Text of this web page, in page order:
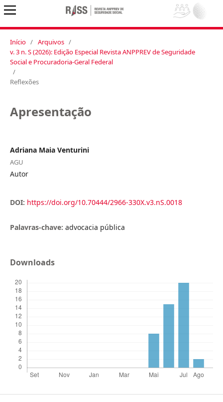
Início / Arquivos /
v. 3 n. S (2026): Edição Especial Revista ANPPREV de Seguridade
Social e Procuradoria-Geral Federal
/
Reflexões
Apresentação
Adriana Maia Venturini
AGU
Autor
DOI: https://doi.org/10.70444/2966-330X.v3.nS.0018
Palavras-chave: advocacia pública
Downloads